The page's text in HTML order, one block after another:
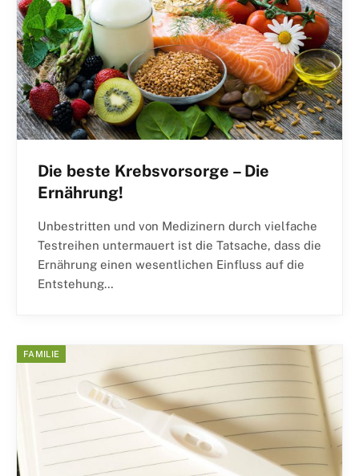
Die beste Krebsvorsorge – Die
Ernährung!
Unbestritten und von Medizinern durch vielfache
Testreihen untermauert ist die Tatsache, dass die
Ernährung einen wesentlichen Einfluss auf die
Entstehung…
FAMILIE